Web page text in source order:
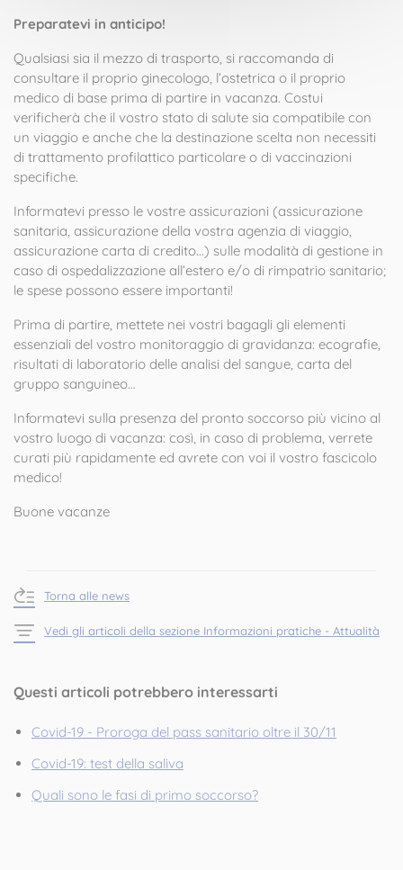
Preparatevi in anticipo!
Qualsiasi sia il mezzo di trasporto, si raccomanda di
consultare il proprio ginecologo, l’ostetrica o il proprio
medico di base prima di partire in vacanza. Costui
verificherà che il vostro stato di salute sia compatibile con
un viaggio e anche che la destinazione scelta non necessiti
di trattamento profilattico particolare o di vaccinazioni
specifiche.
Informatevi presso le vostre assicurazioni (assicurazione
sanitaria, assicurazione della vostra agenzia di viaggio,
assicurazione carta di credito...) sulle modalità di gestione in
caso di ospedalizzazione all’estero e/o di rimpatrio sanitario;
le spese possono essere importanti!
Prima di partire, mettete nei vostri bagagli gli elementi
essenziali del vostro monitoraggio di gravidanza: ecografie,
risultati di laboratorio delle analisi del sangue, carta del
gruppo sanguineo…
Informatevi sulla presenza del pronto soccorso più vicino al
vostro luogo di vacanza: così, in caso di problema, verrete
curati più rapidamente ed avrete con voi il vostro fascicolo
medico!
Buone vacanze
Torna alle news
Vedi gli articoli della sezione Informazioni pratiche - Attualità
Questi articoli potrebbero interessarti
Covid-19 - Proroga del pass sanitario oltre il 30/11
Covid-19: test della saliva
Quali sono le fasi di primo soccorso?